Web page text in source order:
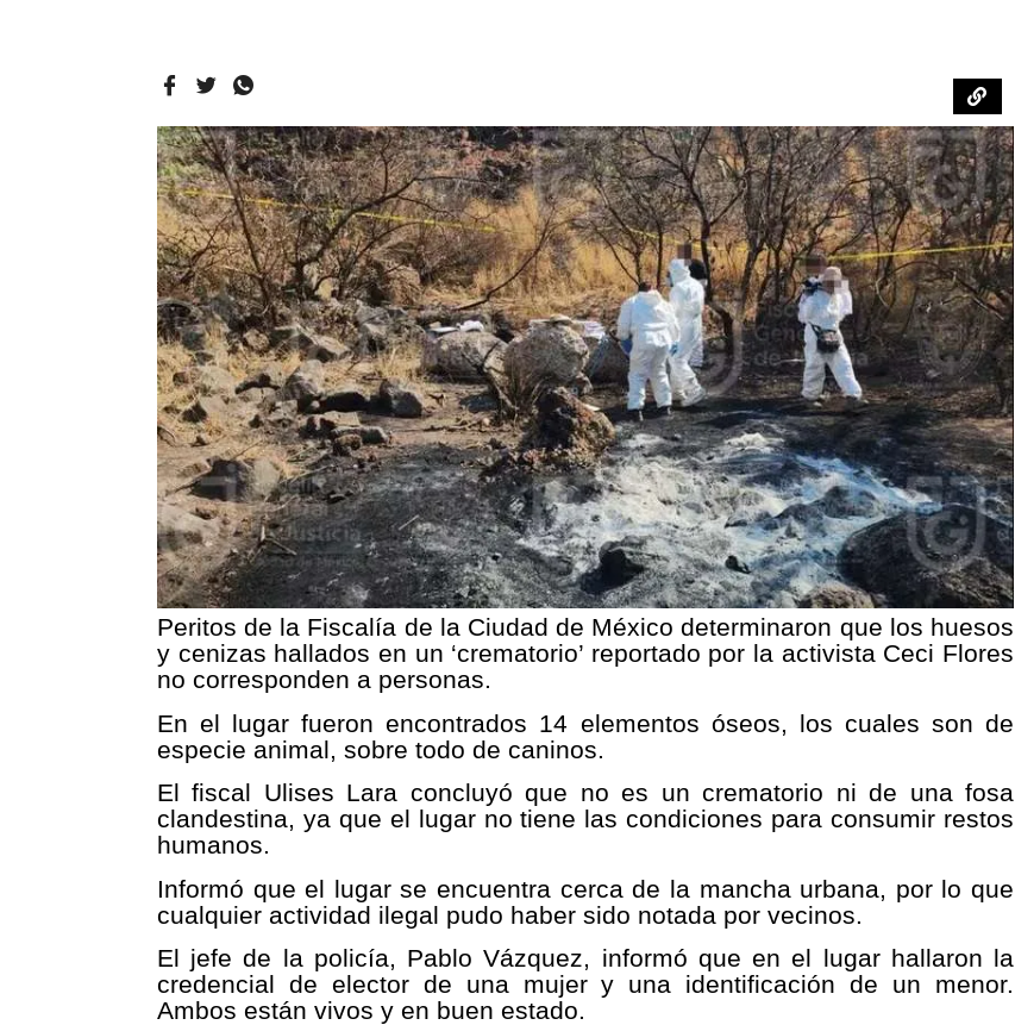
Peritos de la Fiscalía de la Ciudad de México determinaron que los huesos
y cenizas hallados en un ‘crematorio’ reportado por la activista Ceci Flores
no corresponden a personas.
En el lugar fueron encontrados 14 elementos óseos, los cuales son de
especie animal, sobre todo de caninos.
El fiscal Ulises Lara concluyó que no es un crematorio ni de una fosa
clandestina, ya que el lugar no tiene las condiciones para consumir restos
humanos.
Informó que el lugar se encuentra cerca de la mancha urbana, por lo que
cualquier actividad ilegal pudo haber sido notada por vecinos.
El jefe de la policía, Pablo Vázquez, informó que en el lugar hallaron la
credencial de elector de una mujer y una identificación de un menor.
Ambos están vivos y en buen estado.